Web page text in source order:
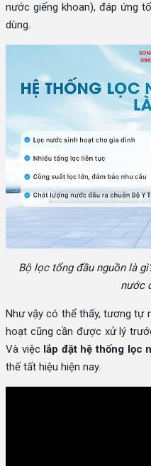
nước giếng khoan), đáp ứng
dùng.
Bộ lọc tổng đầu nguồn là
nước
Như vậy có thể thấy, tương tự
hoạt cũng cần được xử lý
Và việc lắp đặt hệ thống lọc
thế tất hiệu hiện nay.